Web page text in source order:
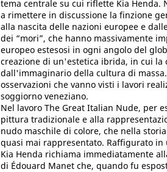
tema centrale su cui riflette Kia
a rimettere in discussione la finzione
alla nascita delle nazioni europee e
dei “mori”, che hanno massivamente
europeo estesosi in ogni angolo del
creazione di un'estetica ibrida, in cui
dall'immaginario della cultura di
osservazioni che vanno visti i lavori
soggiorno veneziano.
Nel lavoro The Great Italian Nude, per
pittura tradizionale e alla
nudo maschile di colore, che nella
quasi mai rappresentato. Raffigurato in
Kia Henda richiama immediatamente
di Édouard Manet che, quando fu